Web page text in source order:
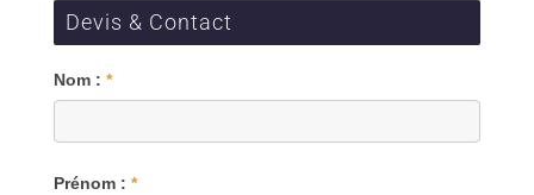
Devis & Contact
Blog
Nom : *
Prénom : *